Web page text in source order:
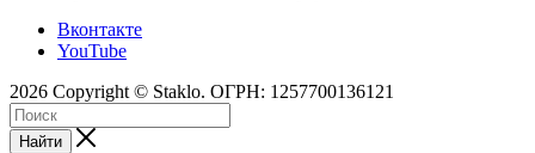
Вконтакте
YouTube
2026 Copyright © Staklo. ОГРН: 1257700136121
Найти